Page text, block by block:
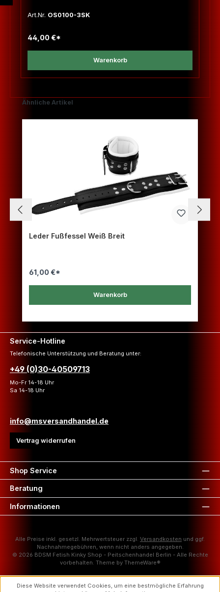
Art.Nr. OS0100-3SK
44,00 €*
Warenkorb
Produktgalerie überspringen
Ähnliche Artikel
Leder Fußfessel Weiß Breit
61,00 €*
Warenkorb
Service-Hotline
Telefonische Unterstützung und Beratung unter:
+49 (0)30-40509713
Mo-Fr 14-18 Uhr
Sa 14-18 Uhr
info@msversandhandel.de
Vertrag widerrufen
Shop Service
Beratung
Informationen
Alle Preise inkl. gesetzl. Mehrwertsteuer zzgl. Versandkosten und ggf.
Nachnahmegebühren, wenn nicht anders angegeben.
© 2026 BDSM Fetish Kinky Shop - Peitschenhandel Berlin - Alle Rechte
vorbehalten. Theme by ThemeWare®
Diese Website verwendet Cookies, um eine bestmögliche Erfahrung